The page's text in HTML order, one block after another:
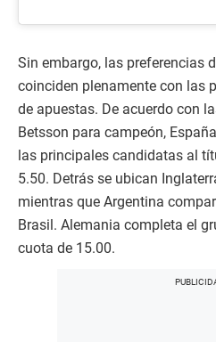
Sin embargo, las preferencias
coinciden plenamente con las
de apuestas. De acuerdo con
Betsson para campeón,
las principales candidatas al
5.50. Detrás se ubican
mientras que Argentina
Brasil. Alemania completa el
cuota de 15.00.